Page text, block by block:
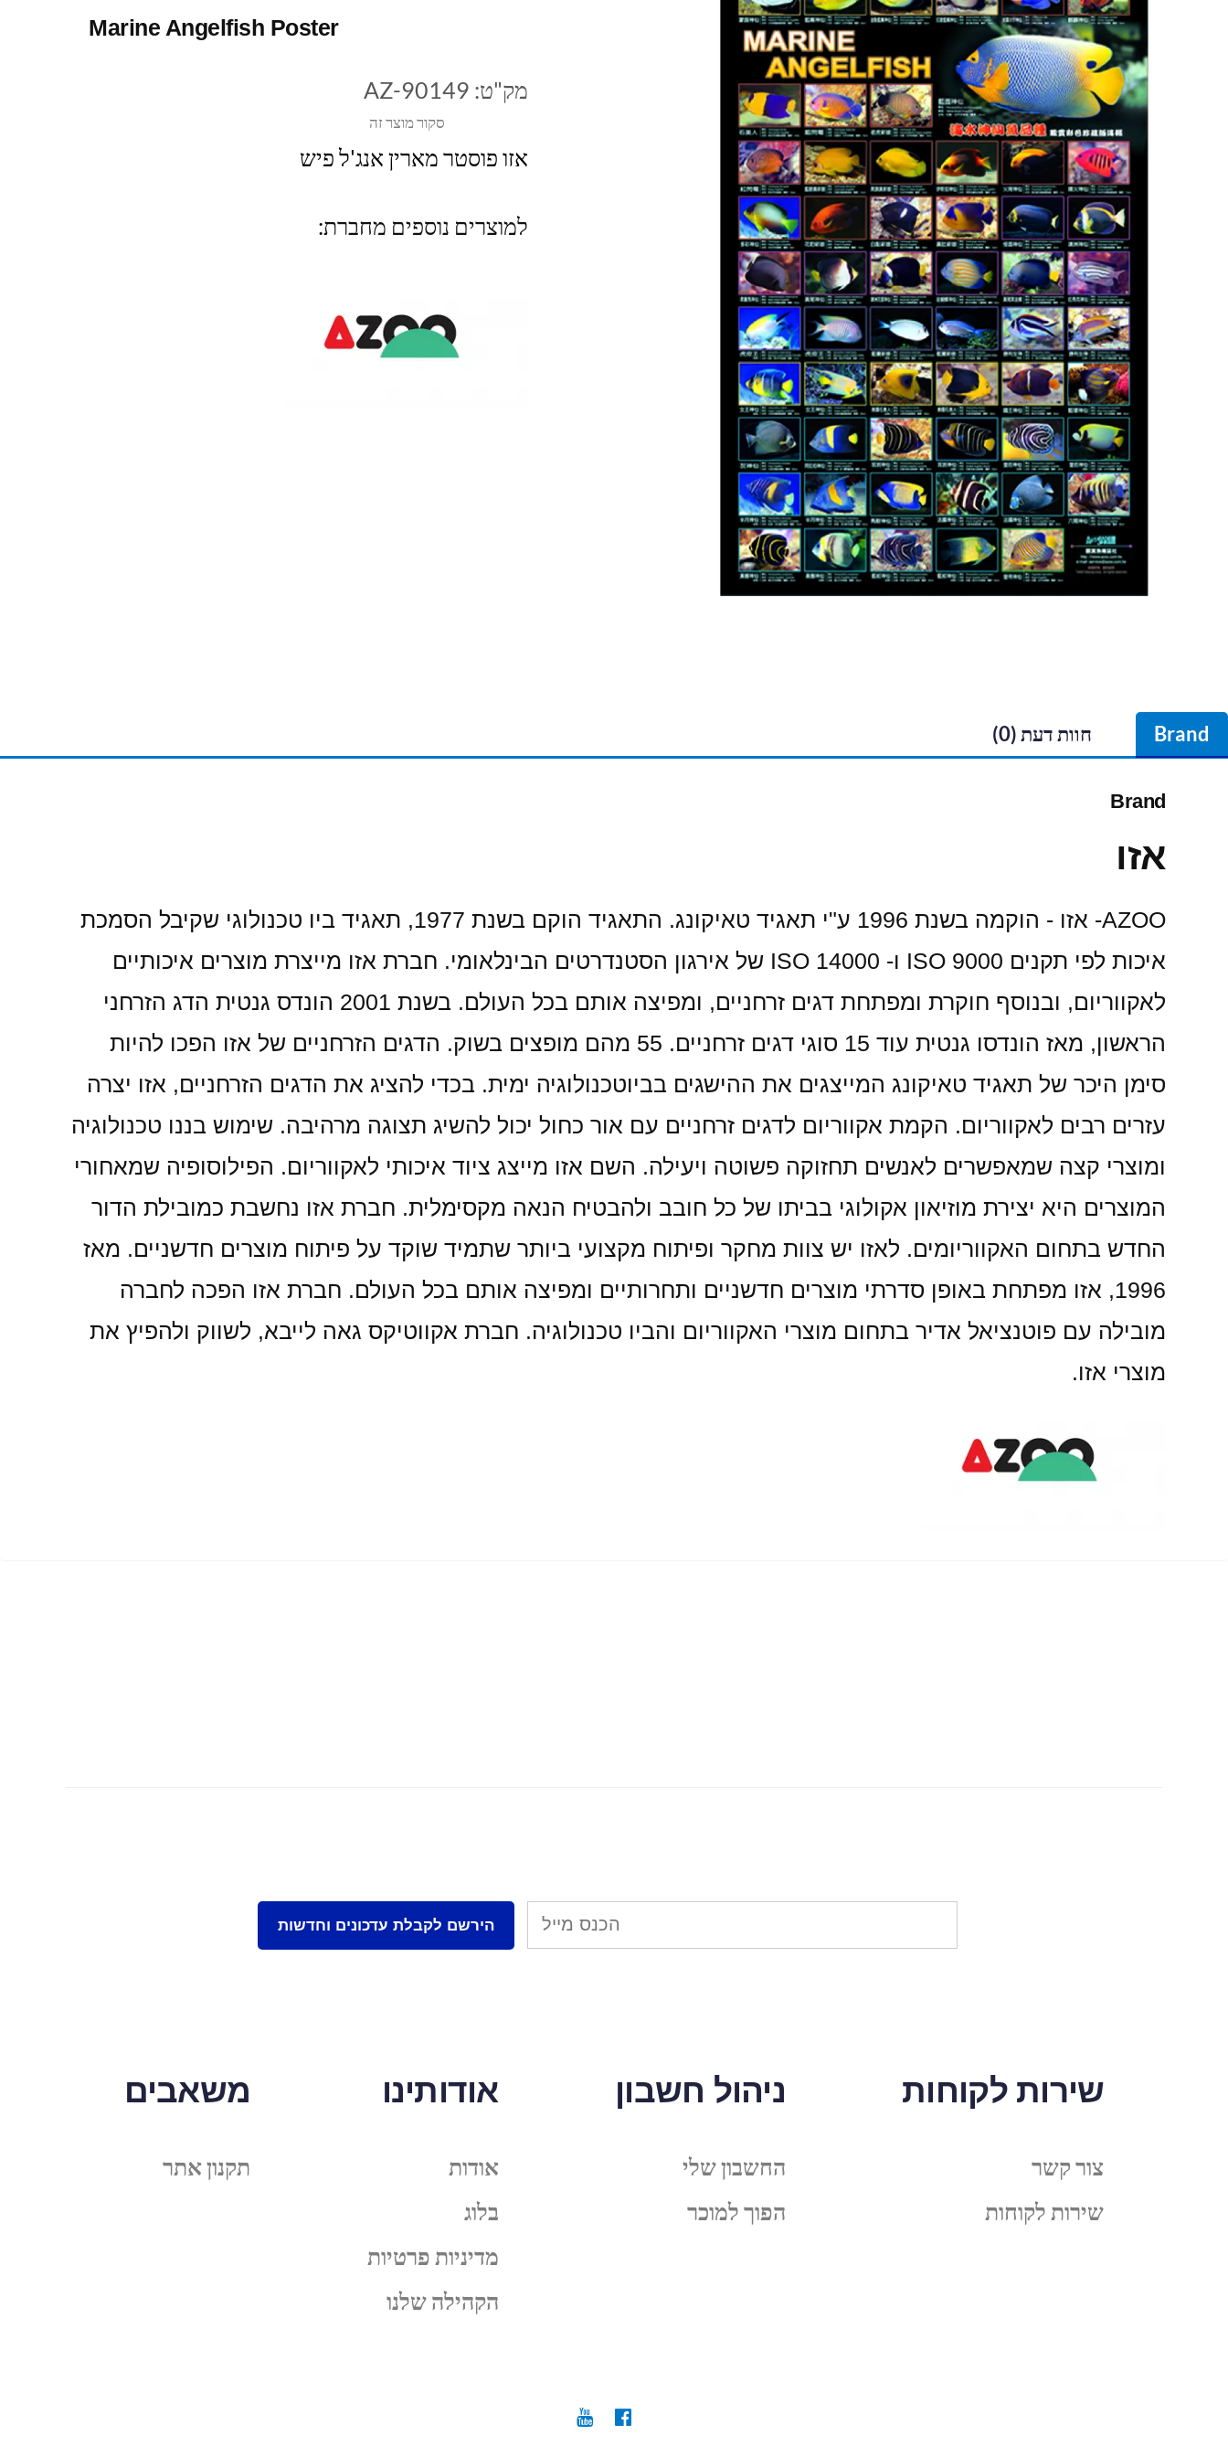
Marine Angelfish Poster
סקור מוצר זה
מק"ט: AZ-90149
אזו פוסטר מארין אנג'ל פיש
למוצרים נוספים מחברת:
Brand חוות דעת (0)
Brand
אזו
AZOO- אזו - הוקמה בשנת 1996 ע"י תאגיד טאיקונג. התאגיד הוקם בשנת 1977, תאגיד ביו טכנולוגי שקיבל הסמכת
איכות לפי תקנים ISO 9000 ו- ISO 14000 של אירגון הסטנדרטים הבינלאומי. חברת אזו מייצרת מוצרים איכותיים
לאקווריום, ובנוסף חוקרת ומפתחת דגים זרחניים, ומפיצה אותם בכל העולם. בשנת 2001 הונדס גנטית הדג הזרחני
הראשון, מאז הונדסו גנטית עוד 15 סוגי דגים זרחניים. 55 מהם מופצים בשוק. הדגים הזרחניים של אזו הפכו להיות
סימן היכר של תאגיד טאיקונג המייצגים את ההישגים בביוטכנולוגיה ימית. בכדי להציג את הדגים הזרחניים, אזו יצרה
עזרים רבים לאקווריום. הקמת אקווריום לדגים זרחניים עם אור כחול יכול להשיג תצוגה מרהיבה. שימוש בננו טכנולוגיה
ומוצרי קצה שמאפשרים לאנשים תחזוקה פשוטה ויעילה. השם אזו מייצג ציוד איכותי לאקווריום. הפילוסופיה שמאחורי
המוצרים היא יצירת מוזיאון אקולוגי בביתו של כל חובב ולהבטיח הנאה מקסימלית. חברת אזו נחשבת כמובילת הדור
החדש בתחום האקווריומים. לאזו יש צוות מחקר ופיתוח מקצועי ביותר שתמיד שוקד על פיתוח מוצרים חדשניים. מאז
1996, אזו מפתחת באופן סדרתי מוצרים חדשניים ותחרותיים ומפיצה אותם בכל העולם. חברת אזו הפכה לחברה
מובילה עם פוטנציאל אדיר בתחום מוצרי האקווריום והביו טכנולוגיה. חברת אקווטיקס גאה לייבא, לשווק ולהפיץ את
מוצרי אזו.
שירות לקוחות
צור קשר
שירות לקוחות
ניהול חשבון
החשבון שלי
הפוך למוכר
אודותינו
אודות
בלוג
מדיניות פרטיות
הקהילה שלנו
משאבים
תקנון אתר